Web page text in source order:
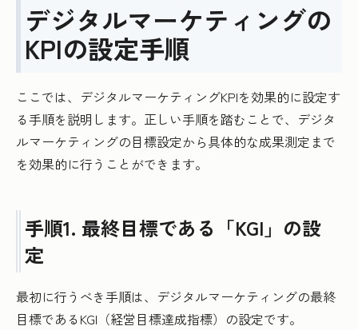
デジタルマーケティングの
KPIの設定手順
ここでは、デジタルマーケティングKPIを効果的に設定す
る手順を説明します。正しい手順を踏むことで、デジタ
ルマーケティングの目標設定から具体的な成果測定まで
を効果的に行うことができます。
手順1. 最終目標である「KGI」の設
定
最初に行うべき手順は、デジタルマーケティングの最終
目標であるKGI（経営目標達成指標）の設定です。